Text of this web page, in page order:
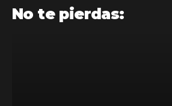
No te pierdas: